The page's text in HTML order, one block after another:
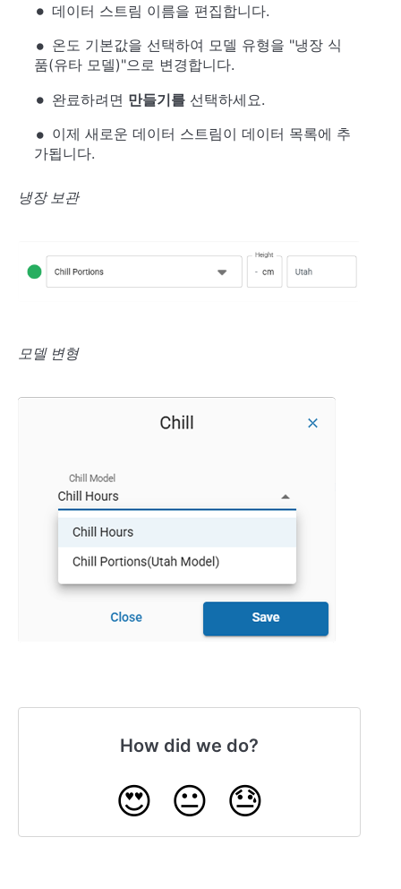
데이터 스트림 이름을 편집합니다.
온도 기본값을 선택하여 모델 유형을 "냉장 식
품(유타 모델)"으로 변경합니다.
완료하려면 만들기를 선택하세요.
이제 새로운 데이터 스트림이 데이터 목록에 추
가됩니다.
냉장 보관
모델 변형
How did we do?
😍 😐 😓